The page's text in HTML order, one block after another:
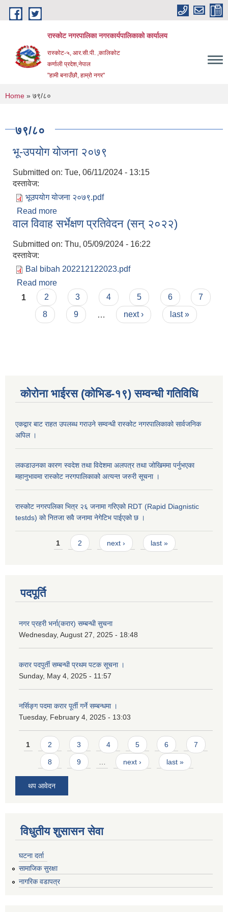
Skip to main content
रास्कोट नगरपालिका नगरकार्यपालिकाको कार्यालय
रास्कोट-५, आर.सी.पी. ,कालिकोट
कर्णाली प्रदेश,नेपाल
"हामी बनाउँछौ, हाम्रो नगर"
You are here
Home » ७९/८०
७९/८०
भू-उपयोग योजना २०७९
Submitted on: Tue, 06/11/2024 - 13:15
दस्तावेज:
भूउपयोग योजना २०७९.pdf
Read more
वाल विवाह सर्भेक्षण प्रतिवेदन (सन् २०२२)
Submitted on: Thu, 05/09/2024 - 16:22
दस्तावेज:
Bal bibah 202212122023.pdf
Read more
Pages
1 2 3 4 5 6
7
8
9 next › last »
कोरोना भाईरस (कोभिड-१९) सम्वन्धी गतिविधि
एकद्वार बाट राहत उपलब्ध गराउने सम्वन्धी रास्कोट नगरपालिकाको सार्वजनिक
अपिल ।
लकडाउनका कारण स्वदेश तथा विदेशमा अलपत्र तथा जोखिममा पर्नुभएका
महानुभावमा रास्कोट नरगपालिकाको अत्यन्त जरुरी सूचना ।
रास्कोट नगरपलिका भित्र २६ जनामा गरिएको RDT (Rapid Diagnistic
testds) को नितजा सवै जनामा नेगेटिभ पाईएको छ ।
Pages1 2 next › last »
पदपूर्ति
नगर प्रहरी भर्ना(करार) सम्बन्धी सुचना
Wednesday, August 27, 2025 - 18:48
करार पदपुर्ती सम्बन्धी प्रथम पटक सूचना ।
Sunday, May 4, 2025 - 11:57
नर्सिङ्ग पदमा करार पूर्ती गर्ने सम्बन्धमा ।
Tuesday, February 4, 2025 - 13:03
Pages
1 2 3 4 5 6 7
8 9 … next › last »
थप आवेदन
विधुतीय शुसासन सेवा
घटना दर्ता
सामाजिक सुरक्षा
नागरिक वडापत्र